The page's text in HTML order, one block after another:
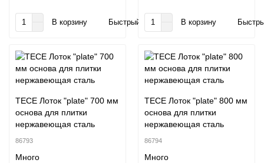
В корзину Быстрый заказ В корзину
TECE Лоток "plate" 700 мм
основа для плитки
нержавеющая сталь
86793
Много
TECE Лоток "plate" 800 мм
основа для плитки
нержавеющая сталь
86794
Много